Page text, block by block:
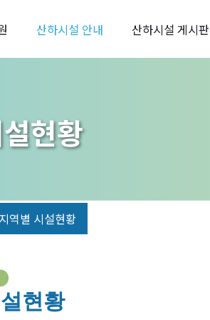
산하시설 안내 산하시설 게시판
현황
지역별 시설현황
현황